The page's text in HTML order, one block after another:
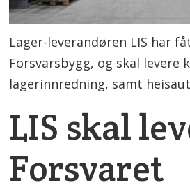
Lager-leverandøren LIS har
Forsvarsbygg, og skal levere
lagerinnredning, samt
LIS skal
Forsvaret